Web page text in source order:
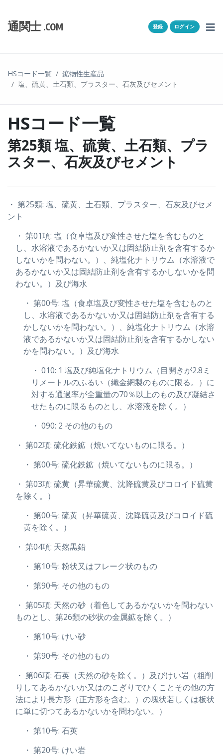
通関士 .COM 登録 ログイン
HSコード一覧
鉱物性生産品
塩、硫黄、土石類、プラスター、石灰及びセメント
HSコード一覧
第25類 塩、硫黄、土石類、プラ
スター、石灰及びセメント
・ 第25類: 塩、硫黄、土石類、プラスター、石灰及びセメ
ント
・ 第01項: 塩（食卓塩及び変性させた塩を含むものと
し、水溶液であるかないか又は固結防止剤を含有するか
しないかを問わない。）、純塩化ナトリウム（水溶液で
あるかないか又は固結防止剤を含有するかしないかを問
わない。）及び海水
・ 第00号: 塩（食卓塩及び変性させた塩を含むものと
し、水溶液であるかないか又は固結防止剤を含有する
かしないかを問わない。）、純塩化ナトリウム（水溶
液であるかないか又は固結防止剤を含有するかしない
かを問わない。）及び海水
・ 010: 1 塩及び純塩化ナトリウム（目開きが2.8ミ
リメートルのふるい（織金網製のものに限る。）に
対する通過率が全重量の70％以上のもの及び凝結さ
せたものに限るものとし、水溶液を除く。）
・ 090: 2 その他のもの
・ 第02項: 硫化鉄鉱（焼いてないものに限る。）
・ 第00号: 硫化鉄鉱（焼いてないものに限る。）
・ 第03項: 硫黄（昇華硫黄、沈降硫黄及びコロイド硫黄
を除く。）
・ 第00号: 硫黄（昇華硫黄、沈降硫黄及びコロイド硫
黄を除く。）
・ 第04項: 天然黒鉛
・ 第10号: 粉状又はフレーク状のもの
・ 第90号: その他のもの
・ 第05項: 天然の砂（着色してあるかないかを問わない
ものとし、第26類の砂状の金属鉱を除く。）
・ 第10号: けい砂
・ 第90号: その他のもの
・ 第06項: 石英（天然の砂を除く。）及びけい岩（粗削
りしてあるかないか又はのこぎりでひくことその他の方
法により長方形（正方形を含む。）の塊状若しくは板状
に単に切つてあるかないかを問わない。）
・ 第10号: 石英
・ 第20号: けい岩
通関Ｑ＆Ａ
通関士NEWS
HSコード
ユーザー登録
ログイン